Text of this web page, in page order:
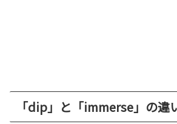
「dip」と「immerse」の違